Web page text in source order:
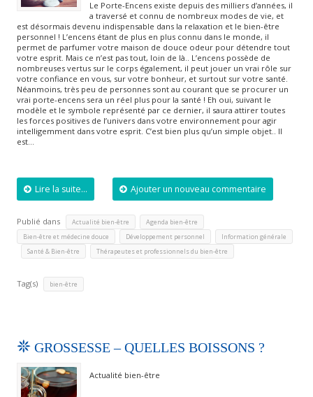
Le Porte-Encens existe depuis des milliers d’années, il
a traversé et connu de nombreux modes de vie, et
est désormais devenu indispensable dans la relaxation et le bien-être
personnel ! L’encens étant de plus en plus connu dans le monde, il
permet de parfumer votre maison de douce odeur pour détendre tout
votre esprit. Mais ce n’est pas tout, loin de là.. L’encens possède de
nombreuses vertus sur le corps également, il peut jouer un vrai rôle sur
votre confiance en vous, sur votre bonheur, et surtout sur votre santé.
Néanmoins, très peu de personnes sont au courant que se procurer un
vrai porte-encens sera un réel plus pour la santé ! Eh oui, suivant le
modèle et le symbole représenté par ce dernier, il saura attirer toutes
les forces positives de l’univers dans votre environnement pour agir
intelligemment dans votre esprit. C’est bien plus qu’un simple objet.. Il
est…
Lire la suite... Ajouter un nouveau commentaire
Publié dans Actualité bien-être Agenda bien-être
Bien-être et médecine douce Développement personnel Information générale
Santé & Bien-être Thérapeutes et professionnels du bien-être
Tag(s) bien-être
GROSSESSE – QUELLES BOISSONS ?
Actualité bien-être